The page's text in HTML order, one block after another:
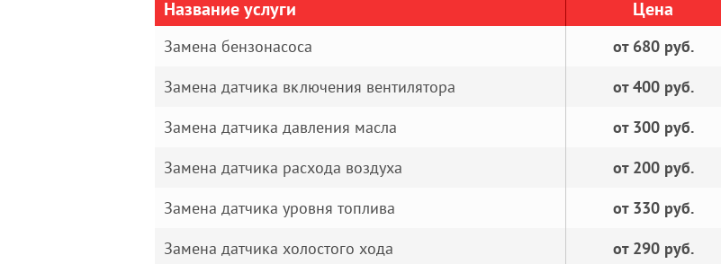
Название услуги Цена
Замена бензонасоса
от 680 руб.
Замена датчика включения вентилятора
от 400 руб.
Замена датчика давления масла
от 300 руб.
Замена датчика расхода воздуха
от 200 руб.
Замена датчика уровня топлива
от 330 руб.
Замена датчика холостого хода
от 290 руб.